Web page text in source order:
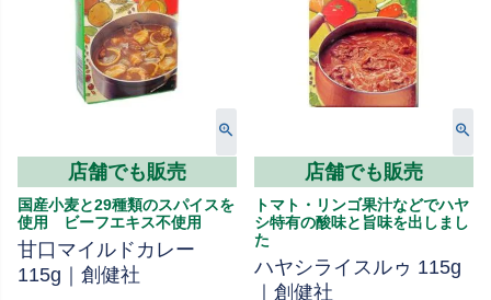
店舗でも販売
国産小麦と29種類のスパイスを
使用 ビーフエキス不使用
甘口マイルドカレー
115g｜創健社
店舗でも販売
トマト・リンゴ果汁などでハヤ
シ特有の酸味と旨味を出しまし
た
ハヤシライスルゥ 115g
｜創健社